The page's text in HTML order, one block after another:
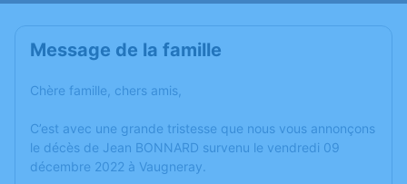
Message de la famille
Chère famille, chers amis,
C’est avec une grande tristesse que nous vous annonçons
le décès de Jean BONNARD survenu le vendredi 09
décembre 2022 à Vaugneray.